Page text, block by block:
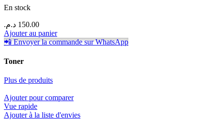
En stock
150.00 د.م.
Ajouter au panier
📲 Envoyer la commande sur WhatsApp
Toner
Plus de produits
Ajouter pour comparer
Vue rapide
Ajouter à la liste d'envies